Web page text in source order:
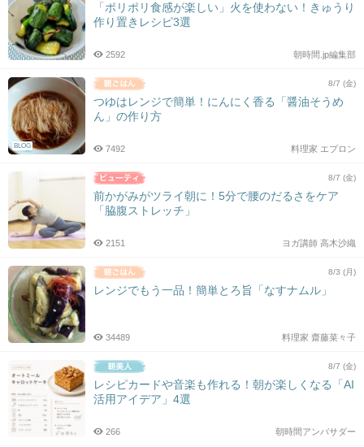
「ポリポリ食感が楽しい」火を使わない！きゅうり
作り置きレシピ3選
朝時間.jp編集部
2592
BLOG
8/7 (金)
つゆはレンジで簡単！にんにく香る「醤油そうめ
ん」の作り方
料理家 エプロン
7492
8/7 (金)
前かがみがツライ朝に！5分で腰のだるさをケア
「脇腹ストレッチ」
ヨガ講師 高木沙織
2151
8/3 (月)
レンジでもう一品！簡単とろ旨「なすナムル」
料理家 齋藤菜々子
34489
8/7 (金)
レシピカードや音楽も作れる！朝が楽しくなる「AI
活用アイデア」4選
朝時間アンバサダー
266